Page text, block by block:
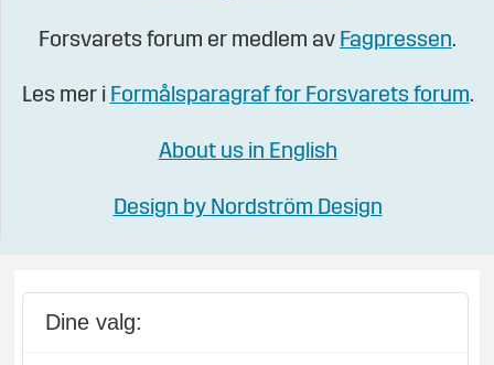
Forsvarets forum er medlem av Fagpressen.
Les mer i Formålsparagraf for Forsvarets forum.
About us in English
Design by Nordström Design
Dine valg: